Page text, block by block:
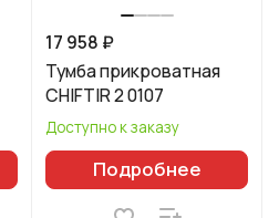
17 958 ₽
Тумба прикроватная
CHIFTIR 2 0107
Доступно к заказу
Подробнее